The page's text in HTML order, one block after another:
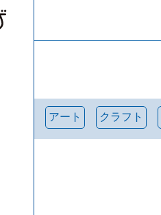
アート クラフト